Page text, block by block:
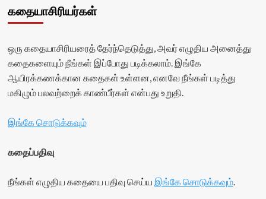
கதையாசிரியர்கள்
ஒரு கதையாசிரியரைத் தேர்ந்தெடுத்து, அவர் எழுதிய அனைத்து
கதைகளையும் நீங்கள் இப்போது படிக்கலாம். இங்கே
ஆயிரக்கணக்கான கதைகள் உள்ளன, எனவே நீங்கள் படித்து
மகிழும் பலவற்றைக் காண்பீர்கள் என்பது உறுதி.
இங்கே சொடுக்கவும்
கதைப்பதிவு
நீங்கள் எழுதிய கதையை பதிவு செய்ய இங்கே சொடுக்கவும்.